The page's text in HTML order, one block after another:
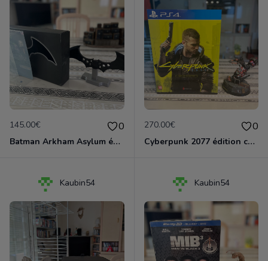
145.00€ 0
Batman Arkham Asylum éditon collector PS3
270.00€ 0
Cyberpunk 2077 édition collector PS4
Kaubin54 Kaubin54